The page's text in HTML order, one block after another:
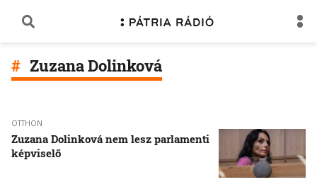
Zuzana Dolinková
OTTHON
Zuzana Dolinková nem lesz parlamenti
képviselő